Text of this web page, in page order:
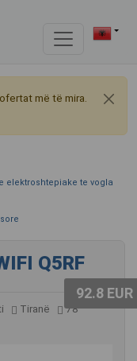
më të mira.
elektroshtepiake te vogla
Q5RF
Tiranë
78
92.8 EUR